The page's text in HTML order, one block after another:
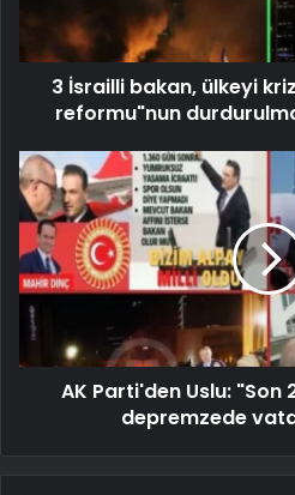
3 İsrailli bakan, ülkeyi
reformu"nun
AK Parti'den Uslu: "Son
depremzede